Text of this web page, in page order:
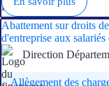
Abattement sur droits
d'entreprise aux
Direction
Allègement des